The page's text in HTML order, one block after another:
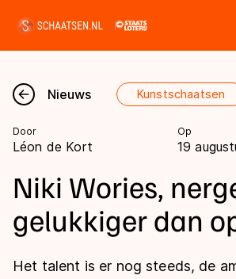
Nieuws
Kalender
Disciplines
Marathon
Langebaan
Uitslagen
Nieuws Kunstschaatsen
Door
Léon de Kort
Op
19
Niki Wories,
gelukkiger dan
Het talent is er nog steeds, de